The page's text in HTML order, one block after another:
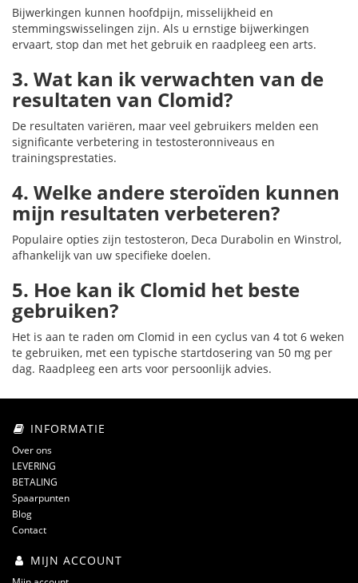
Bijwerkingen kunnen hoofdpijn, misselijkheid en
stemmingswisselingen zijn. Als u ernstige bijwerkingen
ervaart, stop dan met het gebruik en raadpleeg een arts.
3. Wat kan ik verwachten van de
resultaten van Clomid?
De resultaten variëren, maar veel gebruikers melden een
significante verbetering in testosteronniveaus en
trainingsprestaties.
4. Welke andere steroïden kunnen
mijn resultaten verbeteren?
Populaire opties zijn testosteron, Deca Durabolin en Winstrol,
afhankelijk van uw specifieke doelen.
5. Hoe kan ik Clomid het beste
gebruiken?
Het is aan te raden om Clomid in een cyclus van 4 tot 6 weken
te gebruiken, met een typische startdosering van 50 mg per
dag. Raadpleeg een arts voor persoonlijk advies.
INFORMATIE
Over ons
LEVERING
BETALING
Spaarpunten
Blog
Contact
MIJN ACCOUNT